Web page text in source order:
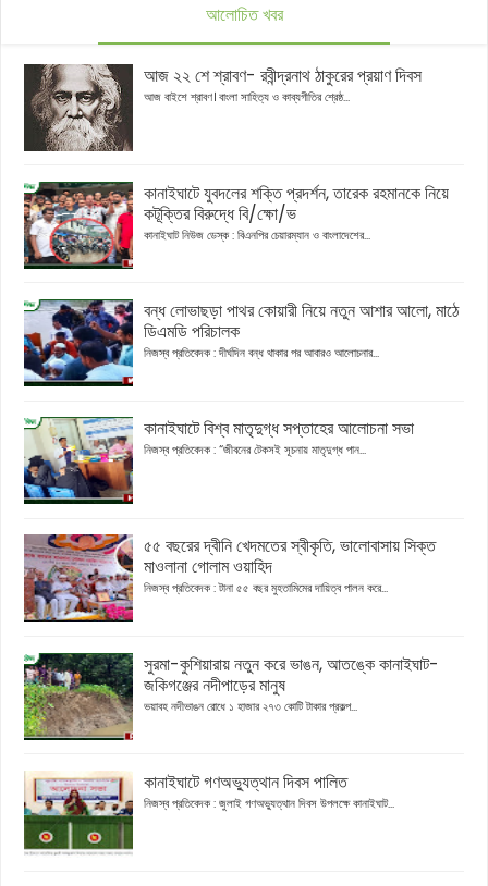
আলোচিত খবর
আজ ২২ শে শ্রাবণ- রবীন্দ্রনাথ ঠাকুরের প্রয়াণ দিবস
আজ বাইশে শ্রাবণ। বাংলা সাহিত্য ও কাব্যগীতির শ্রেষ্ঠ...
কানাইঘাটে যুবদলের শক্তি প্রদর্শন, তারেক রহমানকে নিয়ে
কটূক্তির বিরুদ্ধে বি/ক্ষো/ভ
কানাইঘাট নিউজ ডেস্ক : বিএনপির চেয়ারম্যান ও বাংলাদেশের...
বন্ধ লোভাছড়া পাথর কোয়ারী নিয়ে নতুন আশার আলো, মাঠে
ডিএমডি পরিচালক
নিজস্ব প্রতিবেদক : দীর্ঘদিন বন্ধ থাকার পর আবারও আলোচনার...
কানাইঘাটে বিশ্ব মাতৃদুগ্ধ সপ্তাহের আলোচনা সভা
নিজস্ব প্রতিবেদক : “জীবনের টেকসই সূচনায় মাতৃদুগ্ধ পান...
৫৫ বছরের দ্বীনি খেদমতের স্বীকৃতি, ভালোবাসায় সিক্ত
মাওলানা গোলাম ওয়াহিদ
নিজস্ব প্রতিবেদক : টানা ৫৫ বছর মুহতামিমের দায়িত্ব পালন করে...
সুরমা-কুশিয়ারায় নতুন করে ভাঙন, আতঙ্কে কানাইঘাট-
জকিগঞ্জের নদীপাড়ের মানুষ
ভয়াবহ নদীভাঙন রোধে ১ হাজার ২৭৩ কোটি টাকার প্রকল্প...
কানাইঘাটে গণঅভ্যুত্থান দিবস পালিত
নিজস্ব প্রতিবেদক : জুলাই গণঅভ্যুত্থান দিবস উপলক্ষে কানাইঘাট...